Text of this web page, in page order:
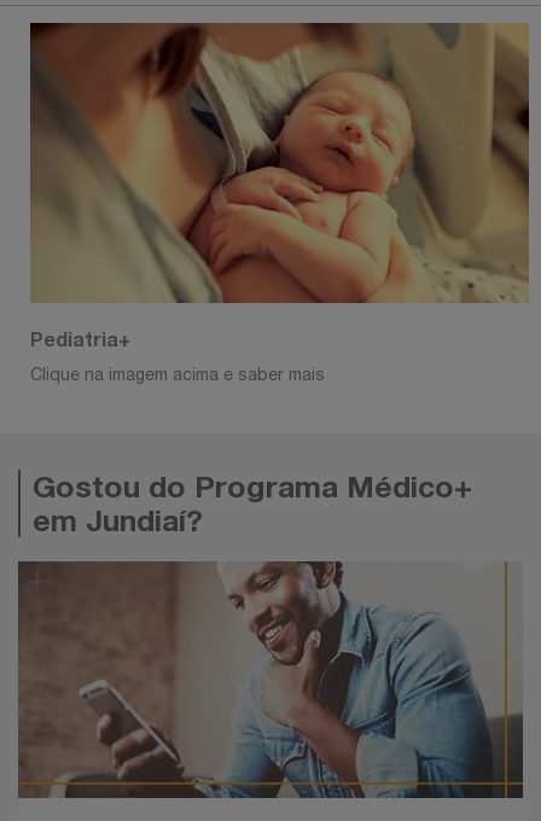
Pediatria+
Clique na imagem acima e saber mais
Gostou do Programa Médico+
em Jundiaí?